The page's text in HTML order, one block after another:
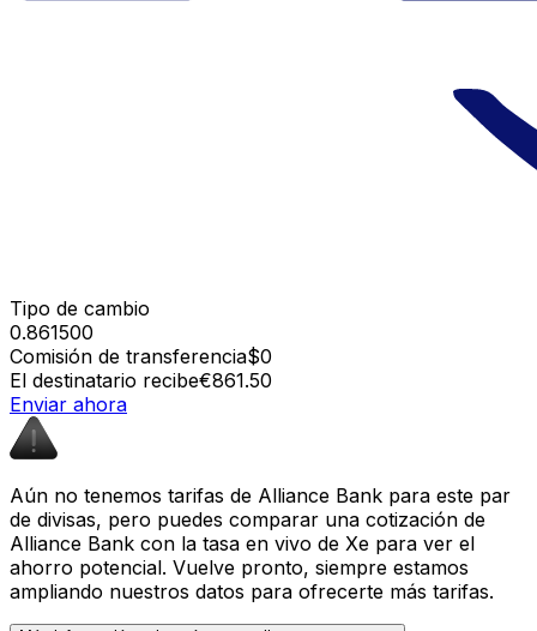
Tipo de cambio
0.861500
Comisión de transferencia$0
El destinatario recibe€861.50
Enviar ahora
Aún no tenemos tarifas de Alliance Bank para este par
de divisas, pero puedes comparar una cotización de
Alliance Bank con la tasa en vivo de Xe para ver el
ahorro potencial. Vuelve pronto, siempre estamos
ampliando nuestros datos para ofrecerte más tarifas.